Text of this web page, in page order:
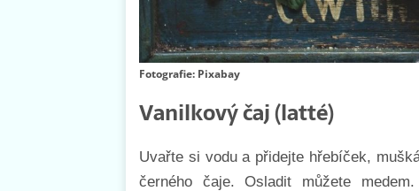
Fotografie: Pixabay
Vanilkový čaj (latté)
Uvařte si vodu a přidejte hřebíček,
černého čaje. Osladit můžete